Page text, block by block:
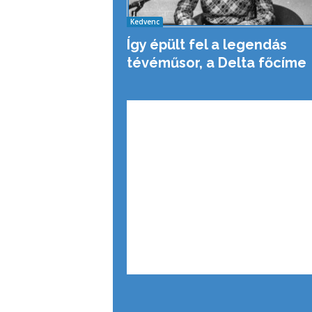
Kedvenc
Így épült fel a legendás
tévéműsor, a Delta főcíme